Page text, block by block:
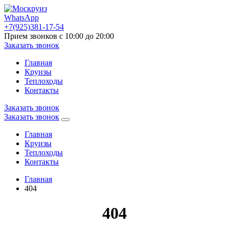
WhatsApp
+7(925)381-17-54
Прием звонков с 10:00 до 20:00
Заказать звонок
Главная
Круизы
Теплоходы
Контакты
Заказать звонок
Заказать звонок
Главная
Круизы
Теплоходы
Контакты
Главная
404
404